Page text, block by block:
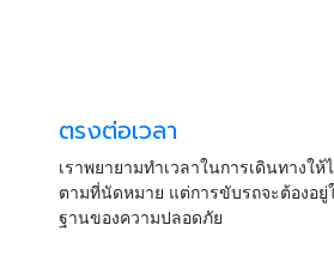
ตรงต่อเวลา
เราพยายามทำเวลาในการเดินทางให้
ตามที่นัดหมาย แต่การขับรถจะต้องอยู่
ฐานของความปลอดภัย